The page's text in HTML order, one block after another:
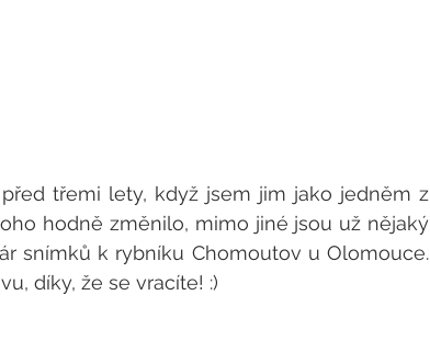
třemi lety, když jsem jim jako jedněm z
hodně změnilo, mimo jiné jsou už nějaký
snímků k rybníku Chomoutov u Olomouce.
díky, že se vracíte! :)